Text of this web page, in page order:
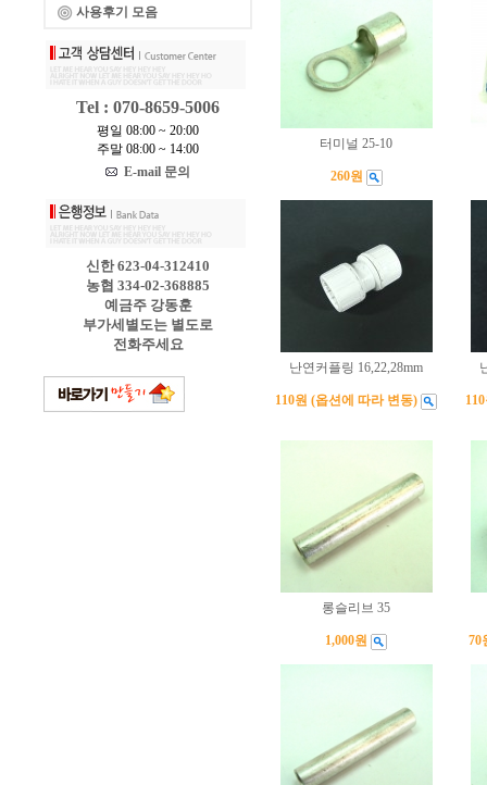
사용후기 모음
Tel : 070-8659-5006
평일 08:00 ~ 20:00
주말 08:00 ~ 14:00
E-mail 문의
신한 623-04-312410
농협 334-02-368885
예금주 강동훈
부가세별도는 별도로
전화주세요
터미널 25-10
260원
난연커플링 16,22,28mm
110원 (옵션에 따라 변동)
롱슬리브 35
1,000원 70